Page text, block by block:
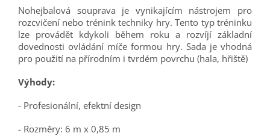
Nohejbalová souprava je vynikajícím nástrojem pro
rozcvičení nebo trénink techniky hry. Tento typ tréninku
lze provádět kdykoli během roku a rozvíjí základní
dovednosti ovládání míče formou hry. Sada je vhodná
pro použití na přírodním i tvrdém povrchu (hala, hřiště)
Výhody:
- Profesionální, efektní design
- Rozměry: 6 m x 0,85 m